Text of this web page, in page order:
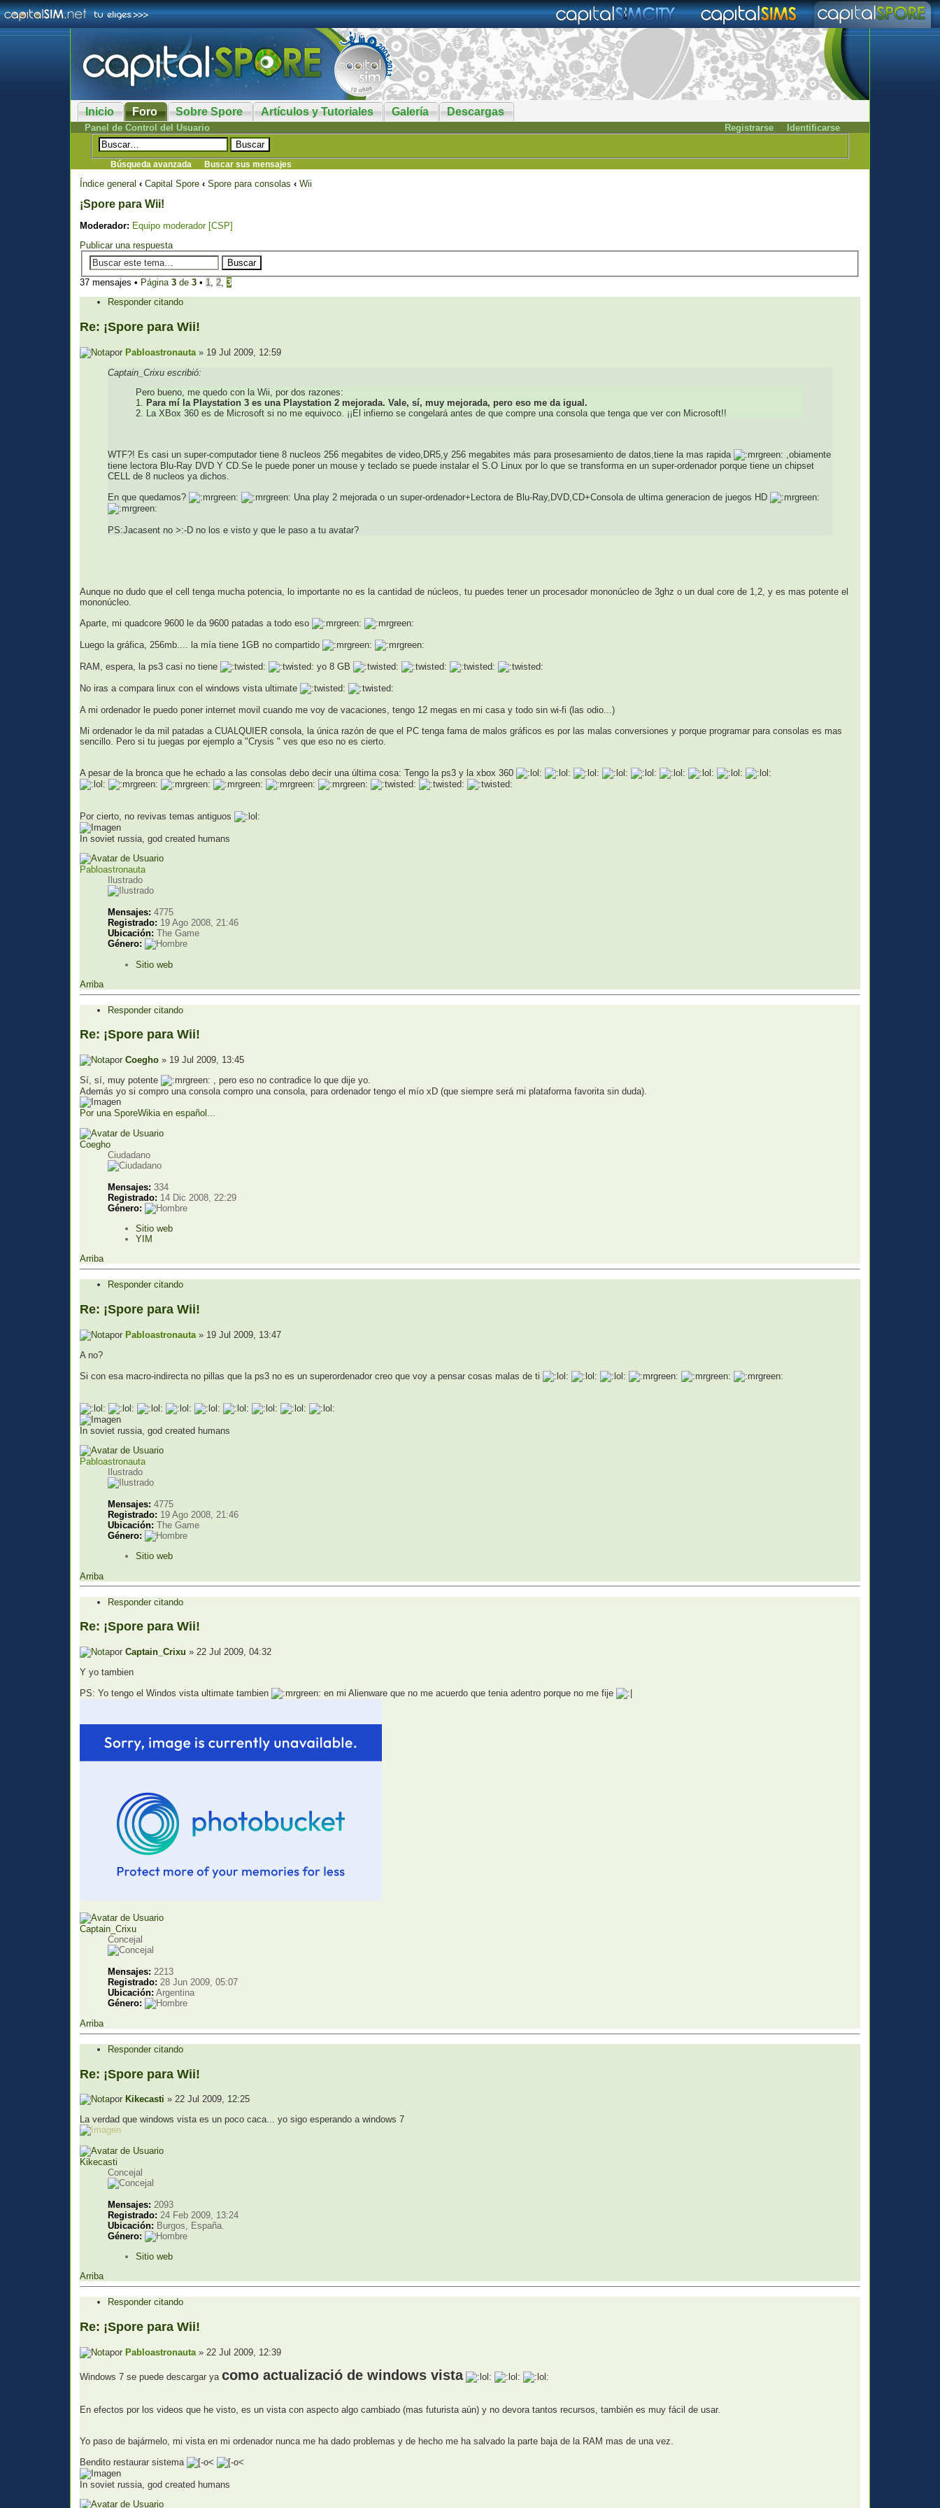
Inicio Foro Sobre Spore Artículos y Tutoriales Galería Descargas
Registrarse Identificarse
Panel de Control del Usuario
Búsqueda avanzada Buscar sus mensajes
Índice general ‹ Capital Spore ‹ Spore para consolas ‹ Wii
¡Spore para Wii!
Moderador: Equipo moderador [CSP]
Publicar una respuesta
37 mensajes • Página3 de3 • 1,2,3
Responder citando
Re: ¡Spore para Wii!
porPabloastronauta » 19 Jul 2009, 12:59
Captain_Crixu escribió:
Pero bueno, me quedo con la Wii, por dos razones:
1. Para mí la Playstation 3 es una Playstation 2 mejorada. Vale, sí, muy mejorada, pero eso me da igual.
2. La XBox 360 es de Microsoft si no me equivoco. ¡¡El infierno se congelará antes de que compre una consola que tenga que ver con Microsoft!!
WTF?! Es casi un super-computador tiene 8 nucleos 256 megabites de video,DR5,y 256 megabites más para prosesamiento de datos,tiene la mas rapida
,obiamente
tiene lectora Blu-Ray DVD Y CD.Se le puede poner un mouse y teclado se puede instalar el S.O Linux por lo que se transforma en un super-ordenador porque tiene un chipset
CELL de 8 nucleos ya dichos.
En que quedamos?
Una play 2 mejorada o un super-ordenador+Lectora de Blu-Ray,DVD,CD+Consola de ultima generacion de juegos HD
PS:Jacasent no >:-D no los e visto y que le paso a tu avatar?
Aunque no dudo que el cell tenga mucha potencia, lo importante no es la cantidad de núcleos, tu puedes tener un procesador mononúcleo de 3ghz o un dual core de 1,2, y es mas potente el
mononúcleo.
Aparte, mi quadcore 9600 le da 9600 patadas a todo eso
Luego la gráfica, 256mb.... la mía tiene 1GB no compartido
RAM, espera, la ps3 casi no tiene yo 8 GB
No iras a compara linux con el windows vista ultimate
A mi ordenador le puedo poner internet movil cuando me voy de vacaciones, tengo 12 megas en mi casa y todo sin wi-fi (las odio...)
Mi ordenador le da mil patadas a CUALQUIER consola, la única razón de que el PC tenga fama de malos gráficos es por las malas conversiones y porque programar para consolas es mas
sencillo. Pero si tu juegas por ejemplo a "Crysis " ves que eso no es cierto.
A pesar de la bronca que he echado a las consolas debo decir una última cosa: Tengo la ps3 y la xbox 360
Por cierto, no revivas temas antiguos
In soviet russia, god created humans
Pabloastronauta
Ilustrado
Mensajes: 4775
Registrado: 19 Ago 2008, 21:46
Ubicación: The Game
Género:
Sitio web
Arriba
Responder citando
Re: ¡Spore para Wii!
porCoegho » 19 Jul 2009, 13:45
Sí, sí, muy potente
, pero eso no contradice lo que dije yo.
Además yo si compro una consola compro una consola, para ordenador tengo el mío xD (que siempre será mi plataforma favorita sin duda).
Por una SporeWikia en español...
Coegho
Ciudadano
Mensajes: 334
Registrado: 14 Dic 2008, 22:29
Género:
Sitio web
YIM
Arriba
Responder citando
Re: ¡Spore para Wii!
porPabloastronauta » 19 Jul 2009, 13:47
A no?
Si con esa macro-indirecta no pillas que la ps3 no es un superordenador creo que voy a pensar cosas malas de ti
In soviet russia, god created humans
Pabloastronauta
Ilustrado
Mensajes: 4775
Registrado: 19 Ago 2008, 21:46
Ubicación: The Game
Género:
Sitio web
Arriba
Responder citando
Re: ¡Spore para Wii!
porCaptain_Crixu » 22 Jul 2009, 04:32
Y yo tambien
PS: Yo tengo el Windos vista ultimate tambien
en mi Alienware que no me acuerdo que tenia adentro porque no me fije
Captain_Crixu
Concejal
Mensajes: 2213
Registrado: 28 Jun 2009, 05:07
Ubicación: Argentina
Género:
Arriba
Responder citando
Re: ¡Spore para Wii!
por Kikecasti » 22 Jul 2009, 12:25
La verdad que windows vista es un poco caca... yo sigo esperando a windows 7
Kikecasti
Concejal
Mensajes: 2093
Registrado: 24 Feb 2009, 13:24
Ubicación: Burgos, España.
Género:
Sitio web
Arriba
Responder citando
Re: ¡Spore para Wii!
porPabloastronauta » 22 Jul 2009, 12:39
Windows 7 se puede descargar yacomo actualizació de windows vista
En efectos por los videos que he visto, es un vista con aspecto algo cambiado (mas futurista aún) y no devora tantos recursos, también es muy fácil de usar.
Yo paso de bajármelo, mi vista en mi ordenador nunca me ha dado problemas y de hecho me ha salvado la parte baja de la RAM mas de una vez.
Bendito restaurar sistema
In soviet russia, god created humans